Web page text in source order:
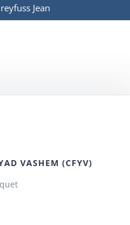
Jean
VASHEM (CFYV)